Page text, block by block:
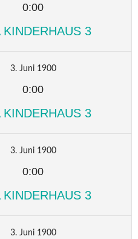
0:00
3
3. Juni 1900
0:00
3
3. Juni 1900
0:00
3
3. Juni 1900